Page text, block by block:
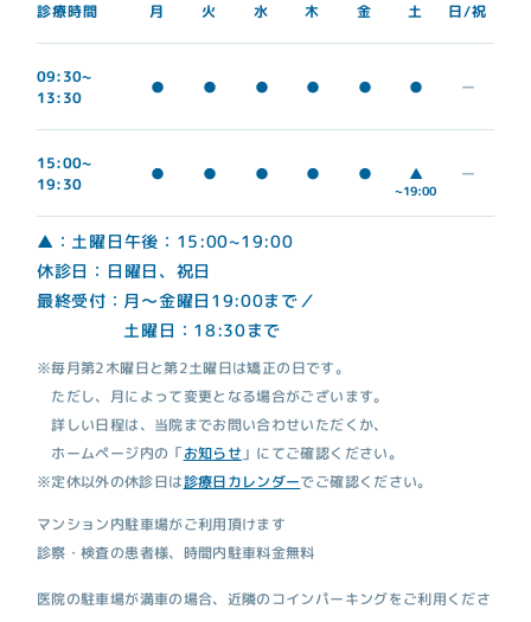
診療時間 月 火 水 木 金 土 日/祝
09:30~
13:30
● ● ● ● ● ● ー
15:00~
19:30
● ● ● ● ● ▲
~19:00
ー
▲：土曜日午後：15:00~19:00
休診日：日曜日、祝日
最終受付：月～金曜日19:00まで／
土曜日：18:30まで
※毎月第2木曜日と第2土曜日は矯正の日です。
ただし、月によって変更となる場合がございます。
詳しい日程は、当院までお問い合わせいただくか、
ホームページ内の「お知らせ 」にてご確認ください。
※定休以外の休診日は診療日カレンダーでご確認ください。
マンション内駐車場がご利用頂けます
診察・検査の患者様、時間内駐車料金無料
医院の駐車場が満車の場合、近隣のコインパーキングをご利用くださ